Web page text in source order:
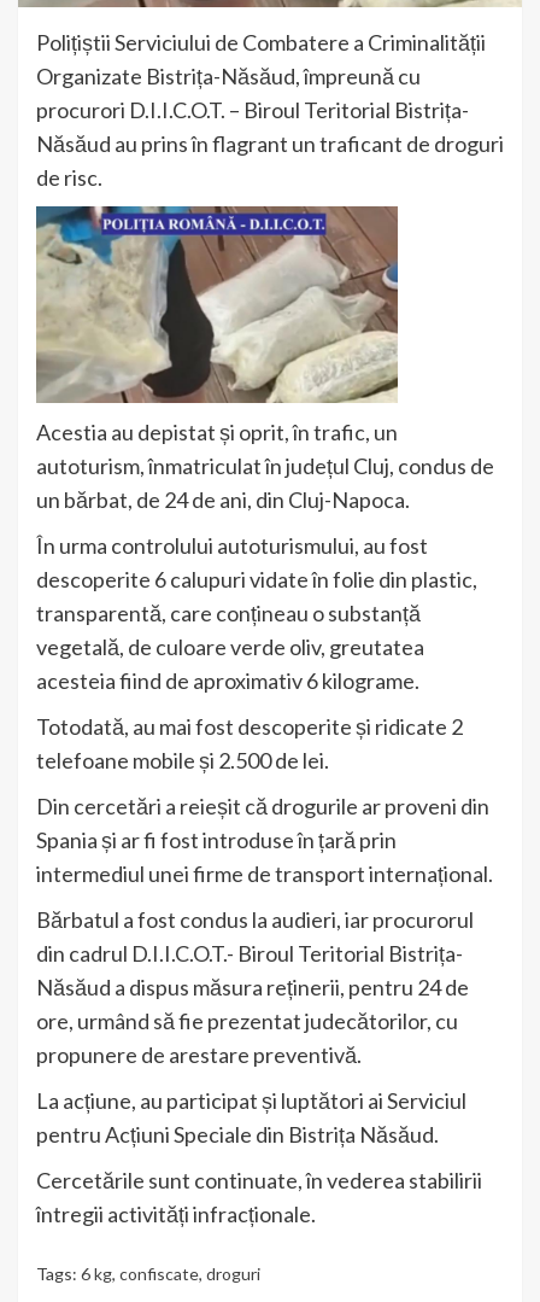
Polițiștii Serviciului de Combatere a Criminalității
Organizate Bistrița-Năsăud, împreună cu
procurori D.I.I.C.O.T. – Biroul Teritorial Bistrița-
Năsăud au prins în flagrant un traficant de droguri
de risc.
Acestia au depistat și oprit, în trafic, un
autoturism, înmatriculat în județul Cluj, condus de
un bărbat, de 24 de ani, din Cluj-Napoca.
În urma controlului autoturismului, au fost
descoperite 6 calupuri vidate în folie din plastic,
transparentă, care conțineau o substanță
vegetală, de culoare verde oliv, greutatea
acesteia fiind de aproximativ 6 kilograme.
Totodată, au mai fost descoperite și ridicate 2
telefoane mobile și 2.500 de lei.
Din cercetări a reieșit că drogurile ar proveni din
Spania și ar fi fost introduse în țară prin
intermediul unei firme de transport internațional.
Bărbatul a fost condus la audieri, iar procurorul
din cadrul D.I.I.C.O.T.- Biroul Teritorial Bistrița-
Năsăud a dispus măsura reținerii, pentru 24 de
ore, urmând să fie prezentat judecătorilor, cu
propunere de arestare preventivă.
La acțiune, au participat și luptători ai Serviciul
pentru Acțiuni Speciale din Bistrița Năsăud.
Cercetările sunt continuate, în vederea stabilirii
întregii activități infracționale.
Tags: 6 kg, confiscate, droguri